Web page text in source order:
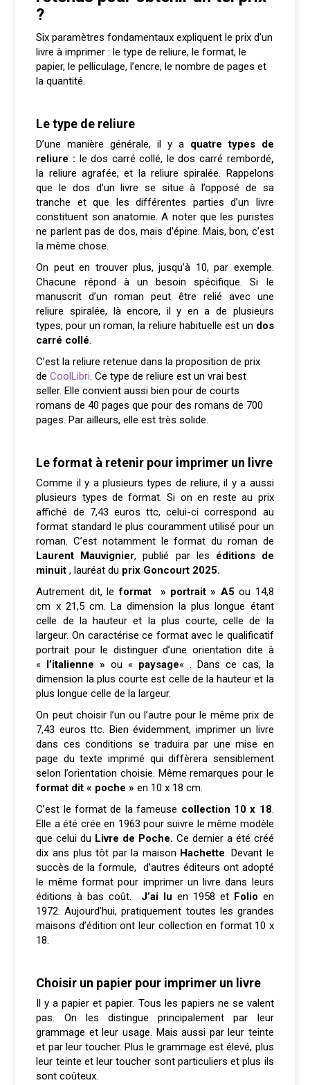
?
Six paramètres fondamentaux expliquent le prix d’un
livre à imprimer : le type de reliure, le format, le
papier, le pelliculage, l’encre, le nombre de pages et
la quantité.
Le type de reliure
D’une manière générale, il y a quatre types de
reliure : le dos carré collé, le dos carré rembordé,
la reliure agrafée, et la reliure spiralée. Rappelons
que le dos d’un livre se situe à l’opposé de sa
tranche et que les différentes parties d’un livre
constituent son anatomie. A noter que les puristes
ne parlent pas de dos, mais d’épine. Mais, bon, c’est
la même chose.
On peut en trouver plus, jusqu’à 10, par exemple.
Chacune répond à un besoin spécifique. Si le
manuscrit d’un roman peut être relié avec une
reliure spiralée, là encore, il y en a de plusieurs
types, pour un roman, la reliure habituelle est un dos
carré collé.
C’est la reliure retenue dans la proposition de prix
deCoolLibri. Ce type de reliure est un vrai best
seller. Elle convient aussi bien pour de courts
romans de 40 pages que pour des romans de 700
pages. Par ailleurs, elle est très solide.
Le format à retenir pour imprimer un livre
Comme il y a plusieurs types de reliure, il y a aussi
plusieurs types de format. Si on en reste au prix
affiché de 7,43 euros ttc, celui-ci correspond au
format standard le plus couramment utilisé pour un
roman. C’est notamment le format du roman de
Laurent Mauvignier, publié par les éditions de
minuit , lauréat du prix Goncourt 2025.
Autrement dit, le format » portrait » A5 ou 14,8
cm x 21,5 cm. La dimension la plus longue étant
celle de la hauteur et la plus courte, celle de la
largeur. On caractérise ce format avec le qualificatif
portrait pour le distinguer d’une orientation dite à
« l’italienne » ou « paysage« . Dans ce cas, la
dimension la plus courte est celle de la hauteur et la
plus longue celle de la largeur.
On peut choisir l’un ou l’autre pour le même prix de
7,43 euros ttc. Bien évidemment, imprimer un livre
dans ces conditions se traduira par une mise en
page du texte imprimé qui diffèrera sensiblement
selon l’orientation choisie. Même remarques pour le
format dit « poche » en 10 x 18 cm.
C’est le format de la fameuse collection 10 x 18.
Elle a été crée en 1963 pour suivre le même modèle
que celui du Livre de Poche. Ce dernier a été créé
dix ans plus tôt par la maison Hachette. Devant le
succès de la formule, d’autres éditeurs ont adopté
le même format pour imprimer un livre dans leurs
éditions à bas coût. J’ai lu en 1958 et Folio en
1972. Aujourd’hui, pratiquement toutes les grandes
maisons d’édition ont leur collection en format 10 x
18.
Choisir un papier pour imprimer un livre
Il y a papier et papier. Tous les papiers ne se valent
pas. On les distingue principalement par leur
grammage et leur usage. Mais aussi par leur teinte
et par leur toucher. Plus le grammage est élevé, plus
leur teinte et leur toucher sont particuliers et plus ils
sont coûteux.